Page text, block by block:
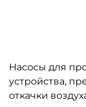
Насосы для
устройства,
откачки